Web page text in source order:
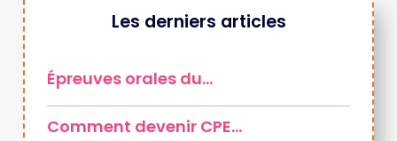
Les derniers articles
Épreuves orales du…
Comment devenir CPE…